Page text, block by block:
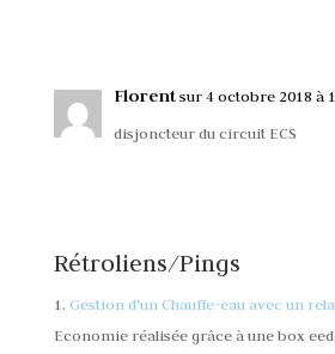
Florent sur 4 octobre 2018 à
disjoncteur du circuit ECS
Rétroliens/Pings
Gestion d'un Chauffe-eau avec un
Economie réalisée grâce à une box